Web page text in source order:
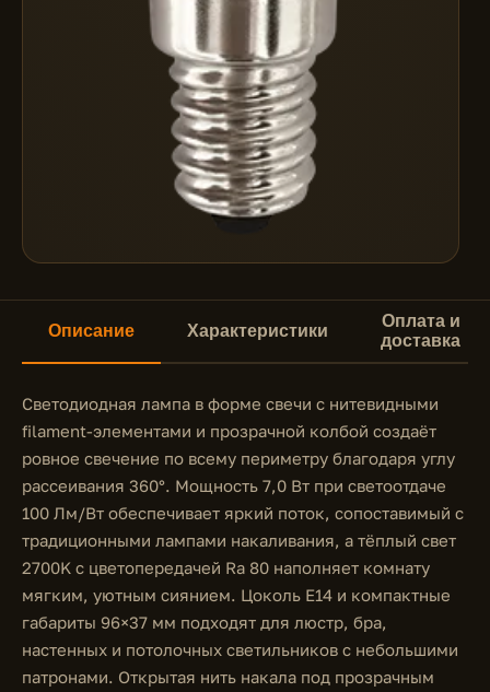
Описание Характеристики
Оплата и
доставка
Светодиодная лампа в форме свечи с нитевидными
filament-элементами и прозрачной колбой создаёт
ровное свечение по всему периметру благодаря углу
рассеивания 360°. Мощность 7,0 Вт при светоотдаче
100 Лм/Вт обеспечивает яркий поток, сопоставимый с
традиционными лампами накаливания, а тёплый свет
2700K с цветопередачей Ra 80 наполняет комнату
мягким, уютным сиянием. Цоколь E14 и компактные
габариты 96×37 мм подходят для люстр, бра,
настенных и потолочных светильников с небольшими
патронами. Открытая нить накала под прозрачным